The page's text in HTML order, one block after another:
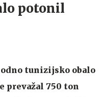
potonil
tunizijsko obalo
prevažal 750 ton